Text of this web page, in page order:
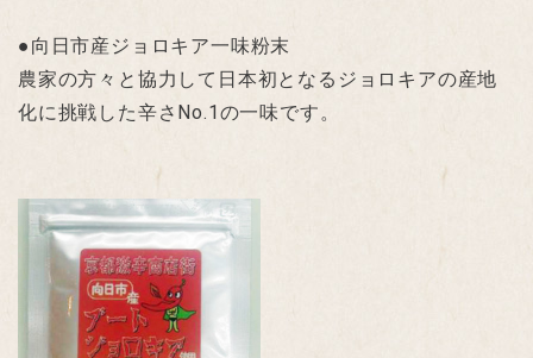
●向日市産ジョロキア一味粉末
農家の方々と協力して日本初となるジョロキアの産地
化に挑戦した辛さNo.1の一味です。